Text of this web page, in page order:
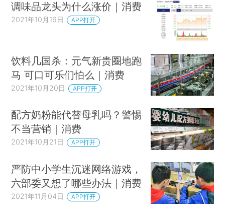
调味品龙头为什么涨价｜消费
2021年10月16日 APP打开
饮料几国杀：元气新贵圈地跑
马 可口可乐们怕么｜消费
2021年10月20日 APP打开
配方奶粉能代替母乳吗？警惕
不当营销｜消费
2021年10月21日 APP打开
严防中小学生沉迷网络游戏，
六部委又想了哪些办法｜消费
2021年11月04日 APP打开